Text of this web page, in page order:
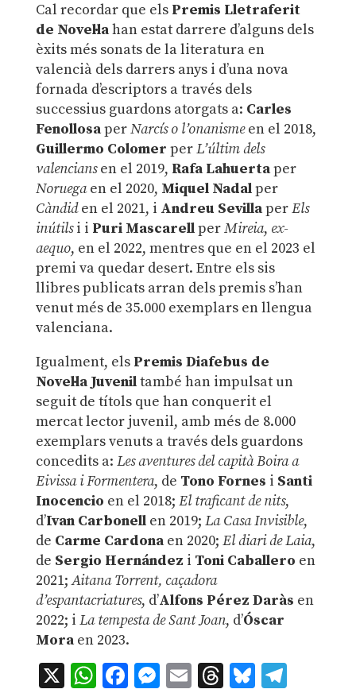
Cal recordar que els Premis Lletraferit
de Novel·lahan estat darrere d’alguns dels
èxits més sonats de la literatura en
valencià dels darrers anys i d’una nova
fornada d’escriptors a través dels
successius guardons atorgats a: Carles
FenollosaperNarcís o l’onanismeen el 2018,
Guillermo Colomer perL’últim dels
valenciansen el 2019, Rafa Lahuertaper
Noruegaen el 2020, Miquel Nadalper
Càndiden el 2021, i Andreu SevillaperEls
inútilsi i Puri MascarellperMireia, ex-
aequo, en el 2022, mentres que en el 2023 el
premi va quedar desert. Entre els sis
llibres publicats arran dels premis s’han
venut més de 35.000 exemplars en llengua
valenciana.
Igualment, els Premis Diafebus de
Novel·la Juveniltambé han impulsat un
seguit de títols que han conquerit el
mercat lector juvenil, amb més de 8.000
exemplars venuts a través dels guardons
concedits a: Les aventures del capità Boira a
Eivissa i Formentera, de Tono Fornes i Santi
Inocencio en el 2018; El traficant de nits,
d’Ivan Carbonellen 2019; La Casa Invisible,
de Carme Cardonaen 2020; El diari de Laia,
de Sergio Hernández i Toni Caballero en
2021;Aitana Torrent, caçadora
d’espantacriatures, d’Alfons Pérez Daràs en
2022; i La tempesta de Sant Joan, d’Óscar
Moraen 2023.
X WhatsApp
Facebook
Messenger
EmailThreads
Bluesky